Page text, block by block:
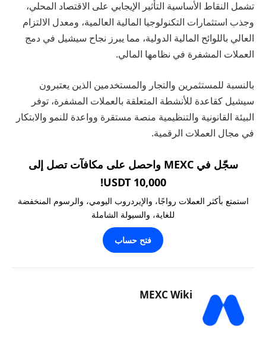
تشمل النقاط الأساسية التأثير الإيجابي على الاقتصاد المحلي،
وجذب استثمارات التكنولوجيا المالية العالمية، ومعدل الالتزام
العالي باللوائح المالية الدولية، مما يبرز نجاح سيشيل في دمج
العملات المشفرة في نظامها المالي.
بالنسبة للمستثمرين والتجار والمستخدمين الذين يعتبرون
سيشيل كقاعدة للأنشطة المتعلقة بالعملات المشفرة، توفر
البيئة القانونية والتنظيمية منصة مستقرة وواعدة للنمو والابتكار
في مجال العملات الرقمية.
سجّل في MEXC واحصل على مكافآت تصل إلى
10,000 USDT!
استمتع بأكثر العملات رواجًا، والإيردروب اليومي، والرسوم المنخفضة
للغاية، والسيولة الشاملة
فتح حساب
MEXC Wiki